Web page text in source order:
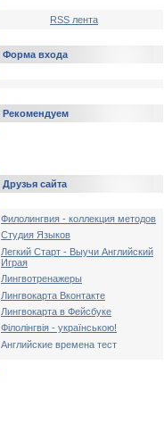
RSS лента
Форма входа
Рекомендуем
Друзья сайта
Филолингвия - коллекция методов
Студия Языков
Легкий Старт - Выучи Английский
Играя
Лингвотренажеры
Лингвокарта Вконтакте
Лингвокарта в Фейсбуке
Філолінгвія - українською!
Английские времена тест